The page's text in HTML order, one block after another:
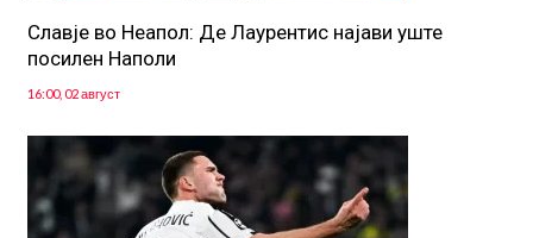
Славје во Неапол: Де Лаурентис најави уште
посилен Наполи
16:00, 02 август